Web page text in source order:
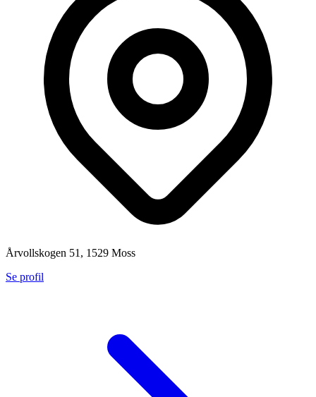
Årvollskogen 51, 1529 Moss
Se profil